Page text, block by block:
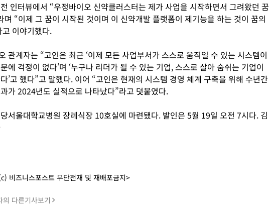
인터뷰에서 “우정바이오 신약클러스터는 제가 사업을 시작하면서 그려왔던 꿈
며 “이제 그 꿈이 시작된 것이며 이 신약개발 플랫폼이 제기능을 하는 것이 꿈의
고 이야기했다.
관계자는 “고인은 최근 ‘이제 모든 사업부서가 스스로 움직일 수 있는 시스템이
에 걱정이 없다’며 ‘누구나 리더가 될 수 있는 기업, 스스로 살아 숨쉬는 기업이
’고 했다”고 말했다. 이어 “고인은 현재의 시스템 경영 체계 구축을 위해 수년간
가 2024년도 실적으로 나타났다”라고 덧붙였다.
서울대학교병원 장례식장 10호실에 마련됐다. 발인은 5월 19일 오전 7시다. 김
비즈니스포스트 무단전재 및 재배포금지>
의 다른기사보기